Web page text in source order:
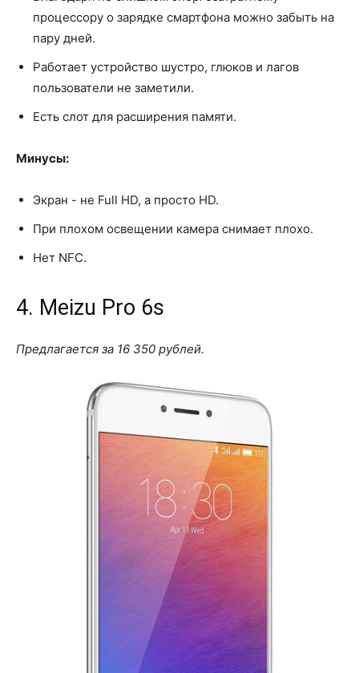
процессору о зарядке смартфона можно забыть на
пару дней.
Работает устройство шустро, глюков и лагов
пользователи не заметили.
Есть слот для расширения памяти.
Минусы:
Экран - не Full HD, а просто HD.
При плохом освещении камера снимает плохо.
Нет NFC.
4. Meizu Pro 6s
Предлагается за 16 350 рублей.